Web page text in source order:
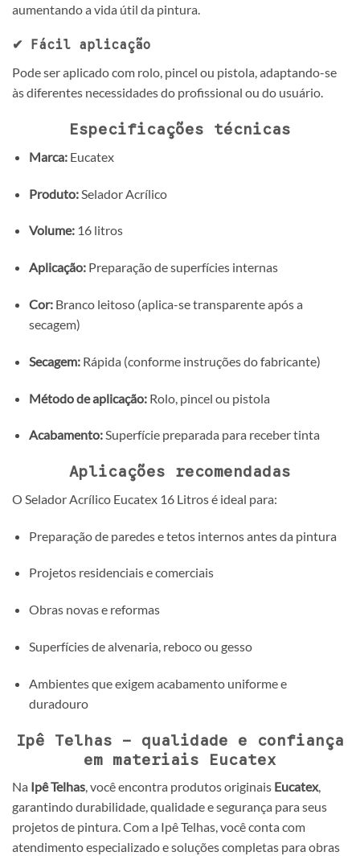
aumentando a vida útil da pintura.
✔ Fácil aplicação
Pode ser aplicado com rolo, pincel ou pistola, adaptando-se
às diferentes necessidades do profissional ou do usuário.
Especificações técnicas
Marca:Eucatex
Produto:Selador Acrílico
Volume:16 litros
Aplicação:Preparação de superfícies internas
Cor:Branco leitoso (aplica-se transparente após a
secagem)
Secagem:Rápida (conforme instruções do fabricante)
Método de aplicação:Rolo, pincel ou pistola
Acabamento:Superfície preparada para receber tinta
Aplicações recomendadas
O Selador Acrílico Eucatex 16 Litros é ideal para:
Preparação de paredes e tetos internos antes da pintura
Projetos residenciais e comerciais
Obras novas e reformas
Superfícies de alvenaria, reboco ou gesso
Ambientes que exigem acabamento uniforme e
duradouro
Ipê Telhas – qualidade e confiança
em materiais Eucatex
Na Ipê Telhas, você encontra produtos originais Eucatex,
garantindo durabilidade, qualidade e segurança para seus
projetos de pintura. Com a Ipê Telhas, você conta com
atendimento especializado e soluções completas para obras